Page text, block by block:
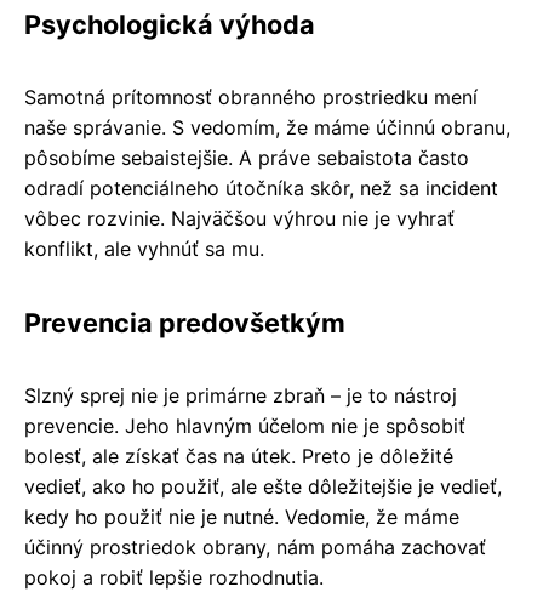
Psychologická výhoda
Samotná prítomnosť obranného prostriedku mení
naše správanie. S vedomím, že máme účinnú obranu,
pôsobíme sebaistejšie. A práve sebaistota často
odradí potenciálneho útočníka skôr, než sa incident
vôbec rozvinie. Najväčšou výhrou nie je vyhrať
konflikt, ale vyhnúť sa mu.
Prevencia predovšetkým
Slzný sprej nie je primárne zbraň – je to nástroj
prevencie. Jeho hlavným účelom nie je spôsobiť
bolesť, ale získať čas na útek. Preto je dôležité
vedieť, ako ho použiť, ale ešte dôležitejšie je vedieť,
kedy ho použiť nie je nutné. Vedomie, že máme
účinný prostriedok obrany, nám pomáha zachovať
pokoj a robiť lepšie rozhodnutia.